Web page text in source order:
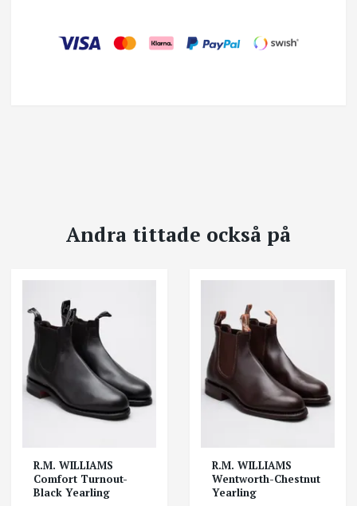
Andra tittade också på
R.M. WILLIAMS
Comfort Turnout-
Black Yearling
R.M. WILLIAMS
Wentworth-Chestnut
Yearling